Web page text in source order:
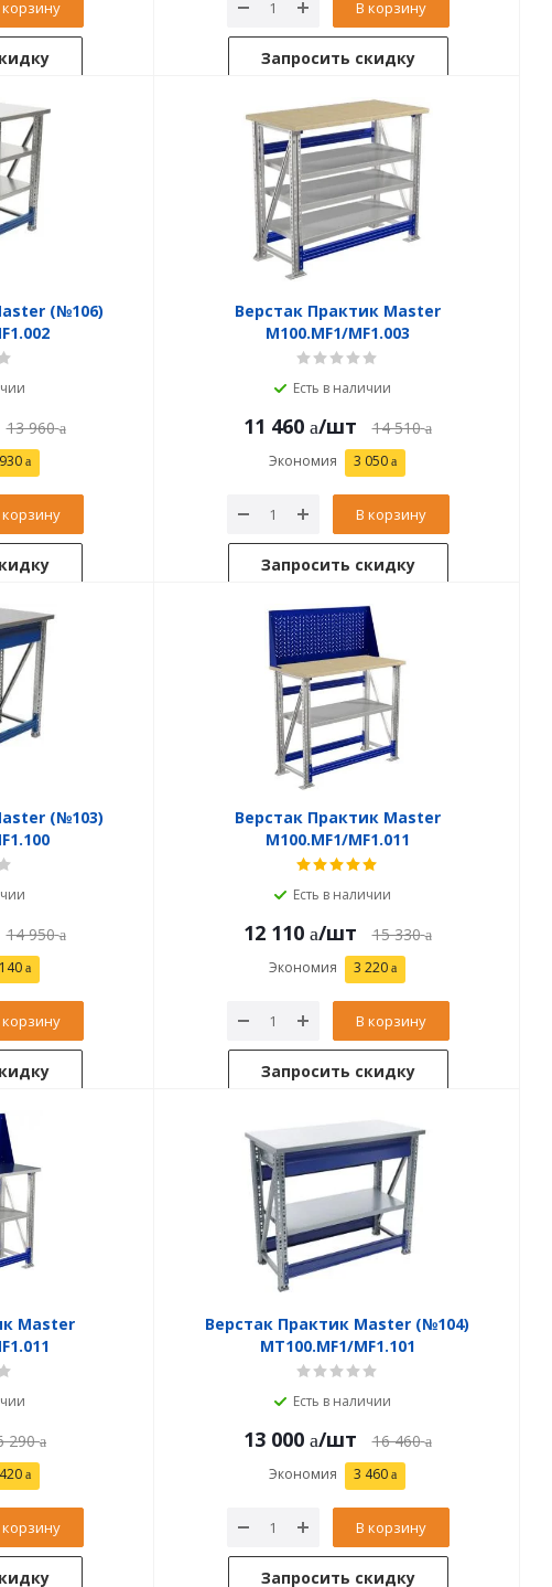
В корзину
Запросить скидку
(№106)
13 960
Верстак Практик Master
M100.MF1/MF1.003
Есть в наличии
11 460 /шт 14 510
Экономия 3 050
В корзину
Запросить скидку
(№103)
14 950
Верстак Практик Master
M100.MF1/MF1.011
Есть в наличии
12 110 /шт 15 330
Экономия 3 220
В корзину
Запросить скидку
Master
290
Верстак Практик Master (№104)
MT100.MF1/MF1.101
Есть в наличии
13 000 /шт 16 460
Экономия 3 460
В корзину
Запросить скидку